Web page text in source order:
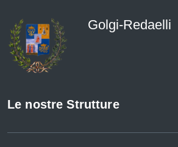
Golgi-Redaelli
Le nostre Strutture